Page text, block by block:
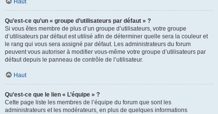
Haut
Qu’est-ce qu’un « groupe d’utilisateurs par défaut » ?
Si vous êtes membre de plus d’un groupe d’utilisateurs, votre groupe
d’utilisateurs par défaut est utilisé afin de déterminer quelle sera la couleur et
le rang qui vous sera assigné par défaut. Les administrateurs du forum
peuvent vous autoriser à modifier vous-même votre groupe d’utilisateurs par
défaut depuis le panneau de contrôle de l’utilisateur.
Haut
Qu’est-ce que le lien « L’équipe » ?
Cette page liste les membres de l’équipe du forum que sont les
administrateurs et les modérateurs, en plus de quelques informations